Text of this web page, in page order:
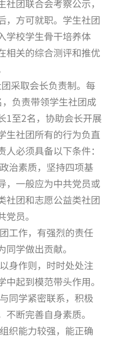
团联合会考察公示，
，方可就职。学生社团
学校学生骨干培养体
相关的综合测评和推优
采取会长负责制。每
负责带领学生社团成
1至2名，协助会长开展
生社团所有的行为负直
必须具备以下条件：
治素质，坚持四项基
，一般应为中共党员或
社团和志愿公益类社团
员。
工作，有强烈的责任
学做出贡献。
身作则，时时处处注
起到模范带头作用。
同学紧密联系，积极
断完善自身素质。
织能力较强，能正确